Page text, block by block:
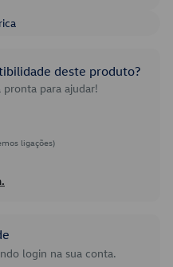
deste produto?
pronta para ajudar!
ligações)
login na sua conta.